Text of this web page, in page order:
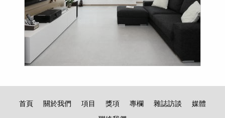
首頁 關於我們 項目 獎項 專欄 雜誌訪談 媒體